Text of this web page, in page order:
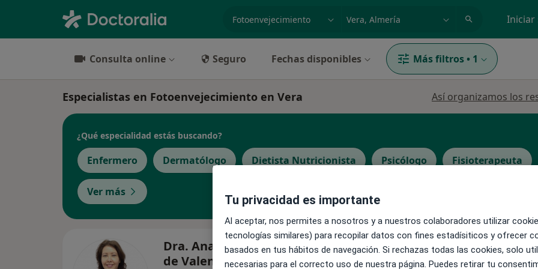
p. ej. Madrid Iniciar
Consulta online Seguro Fechas disponibles Más filtros • 1
Especialistas en Fotoenvejecimiento en Vera Así organizamos los
¿Qué especialidad estás buscando?
Enfermero Dermatólogo Dietista Nutricionista Psicólogo Fisioterapeuta
Ver más
Dra. Ana Rita Rodriguez
de Valentiner
La reserva de cita online no está
Pedir una cita
Tu privacidad es importante
Al aceptar, nos permites a nosotros y a nuestros colaboradores utilizar
tecnologías similares) para recopilar datos con fines estadísiticos y ofrecer
basados en tus hábitos de navegación. Si rechazas todas las cookies, solo
necesarias para el correcto uso de nuestra página. Puedes retirar tu